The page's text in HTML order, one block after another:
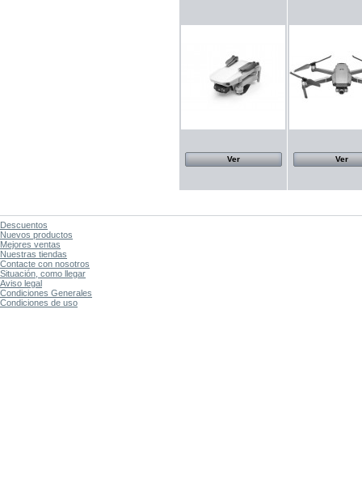
Ver Ver
Descuentos
Nuevos productos
Mejores ventas
Nuestras tiendas
Contacte con nosotros
Situación, como llegar
Aviso legal
Condiciones Generales
Condiciones de uso